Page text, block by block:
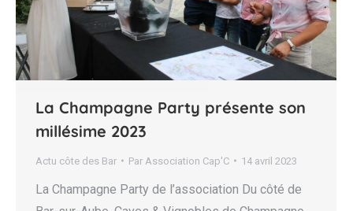
La Champagne Party présente son
millésime 2023
Actu côte des Bar Par Association Cap'C 14 avril 2023
La Champagne Party de l’association Du côté de